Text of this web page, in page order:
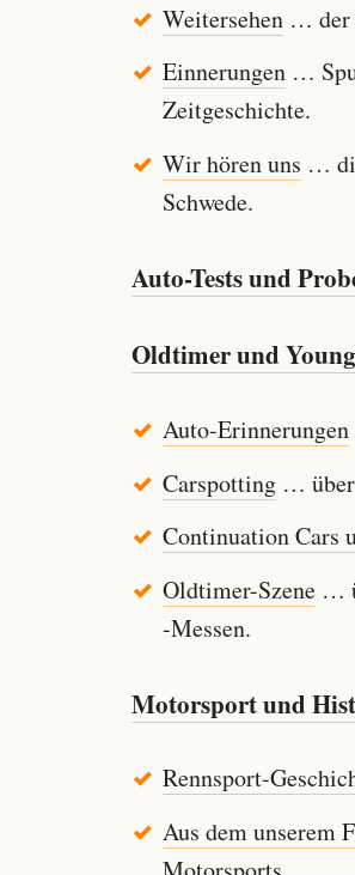
Weitersehen… der
Einnerungen…
Zeitgeschichte.
Wir hören uns …
Schwede.
Auto-Tests und
Oldtimer und
Auto-Erinnerungen
Carspotting… über
Continuation Cars
Oldtimer-Szene…
-Messen.
Motorsport und
Rennsport-
Aus dem unserem